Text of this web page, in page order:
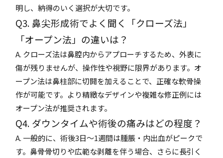
明し、納得のいく選択が大切です。
Q3. 鼻尖形成術でよく聞く「クローズ法」
「オープン法」の違いは？
A. クローズ法は鼻腔内からアプローチするため、外表に
傷が残りませんが、操作性や視野に限界があります。オ
ープン法は鼻柱部に切開を加えることで、正確な軟骨操
作が可能です。より精緻なデザインや複雑な修正例には
オープン法が推奨されます。
Q4. ダウンタイムや術後の痛みはどの程度？
A. 一般的に、術後3日～1週間は腫脹・内出血がピークで
す。鼻骨骨切りや広範な剥離を伴う場合、さらに長引く